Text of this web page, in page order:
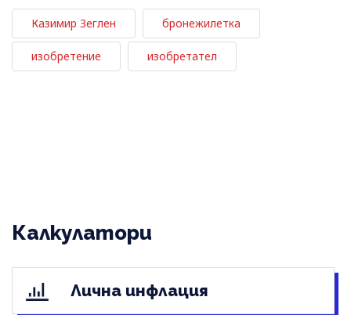
Казимир Зеглен бронежилетка
изобретение изобретател
Калкулатори
Лична инфлация